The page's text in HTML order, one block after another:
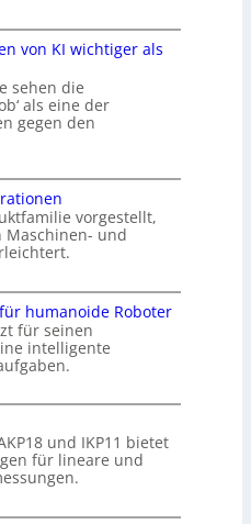
von KI wichtiger als
sehen die
als eine der
gegen den
vorgestellt,
Maschinen- und
humanoide Roboter
für seinen
intelligente
und IKP11 bietet
für lineare und